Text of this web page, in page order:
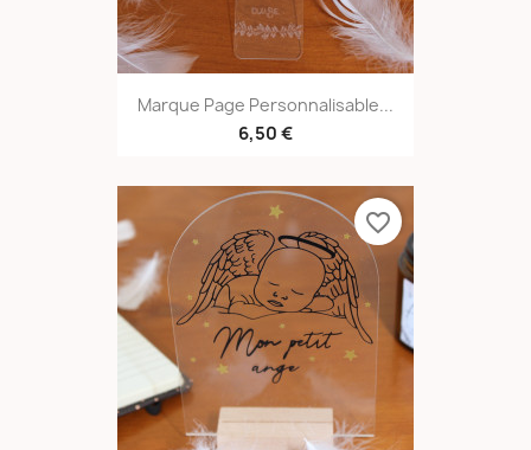
Marque Page Personnalisable...
6,50 €
favorite_border